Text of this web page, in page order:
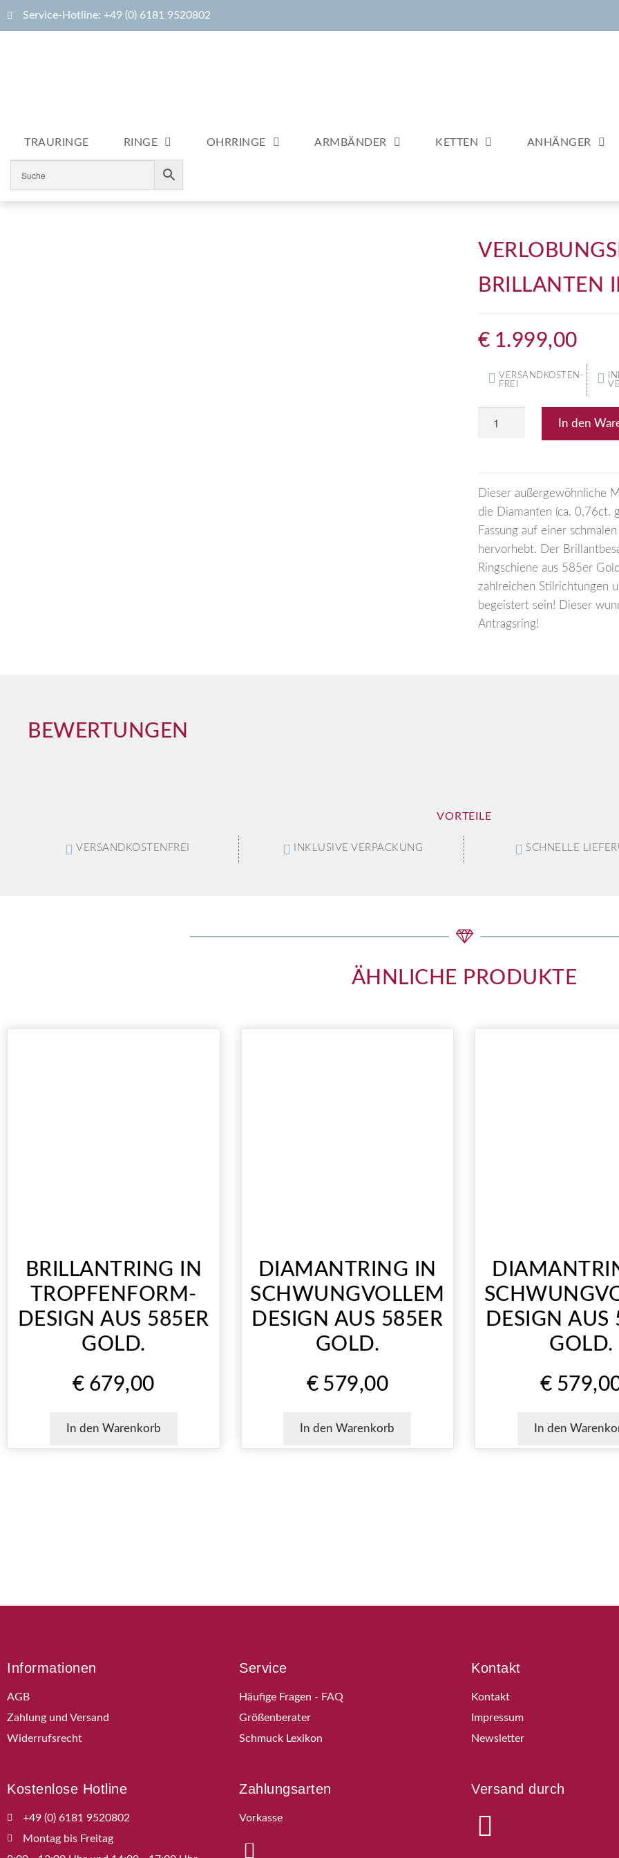
Service-Hotline: +49 (0) 6181 9520802
TRAURINGE RINGE OHRRINGE ARMBÄNDER KETTEN ANHÄNGER
BRILLANTEN
€ 1.999,00
VERSANDKOSTEN-
FREI
In den
Dieser außergewöhnliche
die Diamanten (ca. 0,76ct.
Fassung auf einer
hervorhebt. Der
Ringschiene aus 585er
zahlreichen Stilrichtungen
begeistert sein! Dieser
Antragsring!
BEWERTUNGEN
VORTEILE
VERSANDKOSTENFREI INKLUSIVE VERPACKUNG SCHNELLE
ÄHNLICHE PRODUKTE
BRILLANTRING IN
TROPFENFORM-
DESIGN AUS 585ER
GOLD.
€ 679,00
In den Warenkorb
DIAMANTRING IN
SCHWUNGVOLLEM
DESIGN AUS 585ER
GOLD.
€ 579,00
In den Warenkorb
DESIGN AUS
GOLD.
€
In den
Informationen
AGB
Zahlung und Versand
Widerrufsrecht
Service
Häufige Fragen - FAQ
Größenberater
Schmuck Lexikon
Kontakt
Kontakt
Impressum
Newsletter
Kostenlose Hotline
+49 (0) 6181 9520802
Montag bis Freitag
Zahlungsarten
Vorkasse
Versand durch